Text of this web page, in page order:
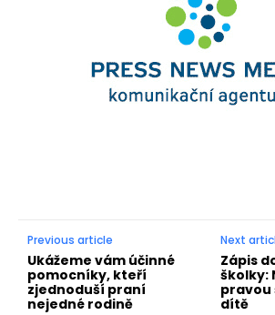
Previous article
Ukážeme vám účinné
pomocníky, kteří
zjednoduší praní
nejedné rodině
Next
Zápis
školky:
pravou
dítě